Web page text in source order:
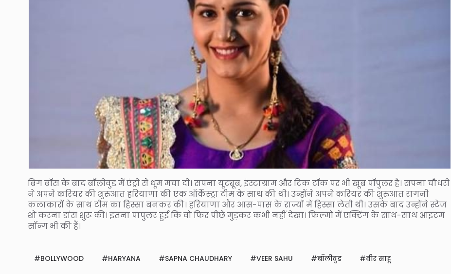
बिग बॉस के बाद बॉलीवुड में एंट्री से धूम मचा दी। सपना यूट्यूब, इंस्टाग्राम और टिक टॉक पर भी खूब पॉपुलर हैं। सपना चौधरी
ने अपने करियर की शुरुआत हरियाणा की एक ऑर्केस्ट्रा टीम के साथ की थी। उन्होंने अपने करियर की शुरुआत रागनी
कलाकारों के साथ टीम का हिस्सा बनकर की। हरियाणा और आस-पास के राज्यों में हिस्सा लेती थी। उसके बाद उन्होंने स्टेज
शो करना डांस शुरू की। इतना पापुलर हुई कि वो फिर पीछे मुड़कर कभी नहीं देखा। फिल्मों में एक्टिंग के साथ-साथ आइटम
सॉन्ग भी की हैं।
BOLLYWOOD HARYANA SAPNA CHAUDHARY VEER SAHU बॉलीवुड वीर साहू